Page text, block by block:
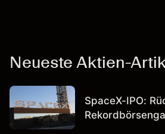
Neueste Aktien-
SpaceX-IPO: